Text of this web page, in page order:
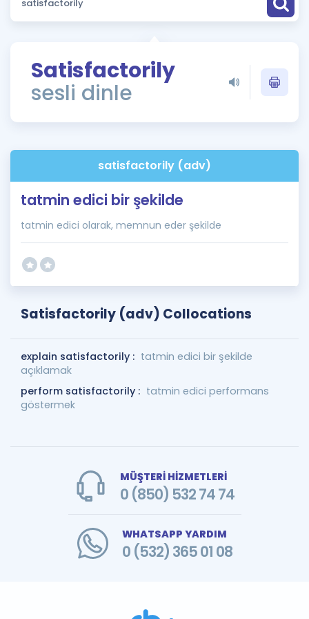
Puan Hesaplama
ÖSYM Sınav Takvimi
Kampanyalar
İngilizce Gramer
Satisfactorily
sesli dinle
satisfactorily (adv)
tatmin edici bir şekilde
tatmin edici olarak, memnun eder şekilde
Satisfactorily (adv) Collocations
explain satisfactorily : tatmin edici bir şekilde
açıklamak
perform satisfactorily : tatmin edici performans
göstermek
MÜŞTERİ HİZMETLERİ
0 (850) 532 74 74
WHATSAPP YARDIM
0 (532) 365 01 08